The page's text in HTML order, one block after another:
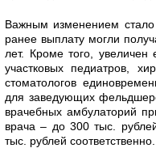
Важным изменением стало
ранее выплату могли
лет. Кроме того,
участковых педиатров,
стоматологов
для заведующих
врачебных амбулаторий
врача – до 300 тыс.
тыс. рублей соответственно.